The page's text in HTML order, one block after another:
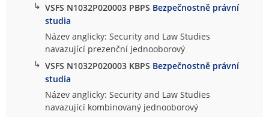
↳ VSFS N1032P020003 PBPS Bezpečnostně právní
studia
Název anglicky: Security and Law Studies
navazující prezenční jednooborový
↳ VSFS N1032P020003 KBPS Bezpečnostně právní
studia
Název anglicky: Security and Law Studies
navazující kombinovaný jednooborový